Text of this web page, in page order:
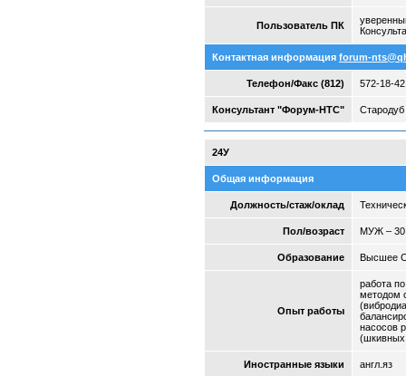
Пользователь ПК
Контактная информация forum-
Телефон/Факс (812) 572-18-
Консультант "Форум-НТС"
24У
Общая информация
Должность/стаж/оклад
Пол/возраст МУЖ – 30
Образование Высшее
Опыт работы
работа
методом
насосов
Иностранные языки англ.яз